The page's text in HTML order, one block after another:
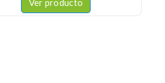
Ver producto